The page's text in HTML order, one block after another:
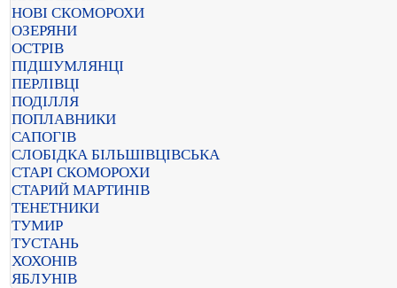
НОВІ СКОМОРОХИ
ОЗЕРЯНИ
ОСТРІВ
ПІДШУМЛЯНЦІ
ПЕРЛІВЦІ
ПОДІЛЛЯ
ПОПЛАВНИКИ
САПОГІВ
СЛОБІДКА БІЛЬШІВЦІВСЬКА
СТАРІ СКОМОРОХИ
СТАРИЙ МАРТИНІВ
ТЕНЕТНИКИ
ТУМИР
ТУСТАНЬ
ХОХОНІВ
ЯБЛУНІВ